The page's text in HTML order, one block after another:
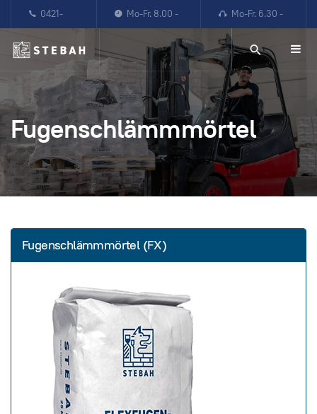
0421-
87867904
Mo-Fr. 8.00 - Mo-Fr. 6.30 -
22.00 Uhr
Fugenschlämmmörtel
Fugenschlämmmörtel (FX)